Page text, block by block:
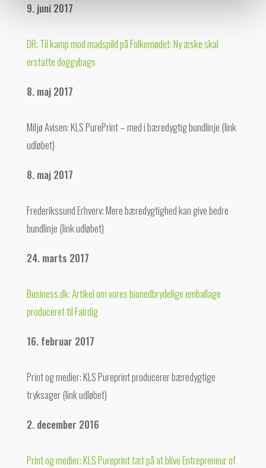
9. juni 2017
DR: Til kamp mod madspild på Folkemødet: Ny æske skal
erstatte doggybags
8. maj 2017
Miljø Avisen: KLS PurePrint – med i bæredygtig bundlinje (link
udløbet)
8. maj 2017
Frederikssund Erhverv: Mere bæredygtighed kan give bedre
bundlinje (link udløbet)
24. marts 2017
Business.dk: Artikel om vores bionedbrydelige emballage
produceret til Fairdig
16. februar 2017
Print og medier: KLS Pureprint producerer bæredygtige
tryksager (link udløbet)
2. december 2016
Print og medier: KLS Pureprint tæt på at blive Entrepreneur of